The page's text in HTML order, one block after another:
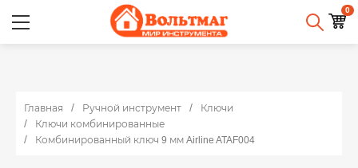
0
Главная Ручной инструмент
Ключи
Ключи комбинированные
Комбинированный ключ 9 мм Airline ATAF004